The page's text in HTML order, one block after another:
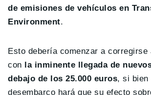
de emisiones de vehículos en
Environment.
Esto debería comenzar a corregirse
con la inminente llegada de
debajo de los 25.000 euros, si bien
desembarco hará que su efecto